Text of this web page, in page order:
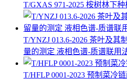
T/GXAS 971-2025 桉树林下
T/YNZJ 013.6-2026 茶叶及其
量的测定 液相色谱-质谱联用
T/HFLP 0001-2023 预制菜冷